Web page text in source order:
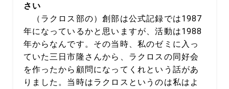
さい
（ラクロス部の）創部は公式記録では1987
年になっているかと思いますが、活動は1988
年からなんです。その当時、私のゼミに入っ
ていた三日市隆さんから、ラクロスの同好会
を作ったから顧問になってくれという話があ
りました。当時はラクロスというのは私はよ